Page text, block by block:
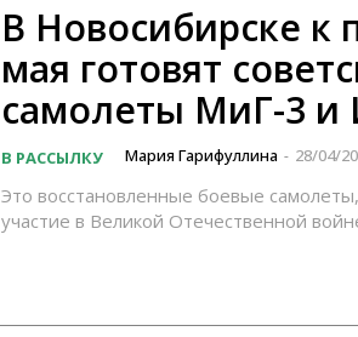
В Новосибирске к
мая готовят
самолеты МиГ-3 и
В РАССЫЛКУ Мария Гарифуллина - 28/04/
Это восстановленные боевые
участие в Великой Отечественной